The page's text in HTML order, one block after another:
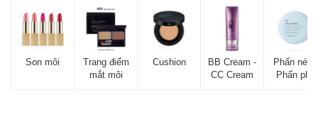
Son môi
Trang điểm
mắt môi
Cushion
BB Cream -
CC Cream
Phấn nén -
Phấn phủ